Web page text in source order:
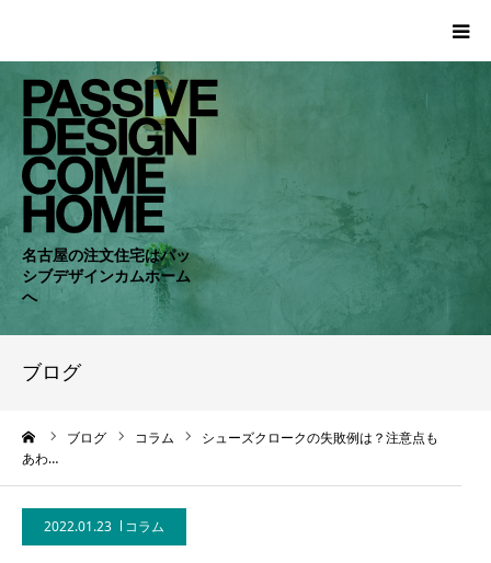
名古屋の注文住宅はパッ
シブデザインカムホーム
へ
ブログ
ブログ コラム
シューズクロークの失敗例は？注意点も
あわ…
2022.01.23 コラム
HOME
WORKS
COMPANY
CONCEPT
BLOG